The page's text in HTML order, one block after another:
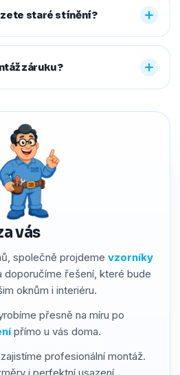
vás
společně projdeme vzorníky
doporučíme řešení, které bude
oknům i interiéru.
přesně na míru po
přímo u vás doma.
profesionální montáž.
skládáte zálohu na materiál a
montáži, když je vše
platbu převodem,
staré stínění?
rolety za vás profesionálně
se postaráme, abyste neměli
záruku?
kvalitní materiály a precizní
přesto bylo potřeba cokoliv řešit,
a férově.